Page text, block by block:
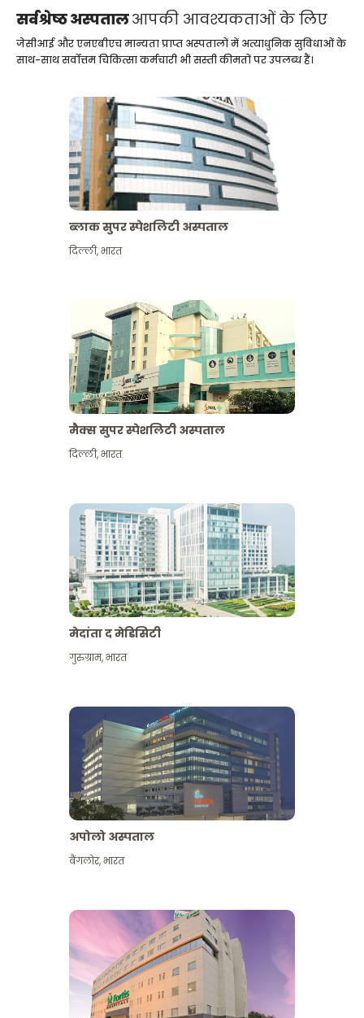
सर्वश्रेष्ठ अस्पतालआपकी आवश्यकताओं के लिए
जेसीआई और एनएबीएच मान्यता प्राप्त अस्पतालों में अत्याधुनिक सुविधाओं के
साथ-साथ सर्वोत्तम चिकित्सा कर्मचारी भी सस्ती कीमतों पर उपलब्ध हैं।
ब्लाक सुपर स्पेशलिटी अस्पताल
दिल्ली,भारत
मैक्स सुपर स्पेशलिटी अस्पताल
दिल्ली,भारत
मेदांता द मेडिसिटी
गुरुग्राम,भारत
अपोलो अस्पताल
बैंगलोर,भारत